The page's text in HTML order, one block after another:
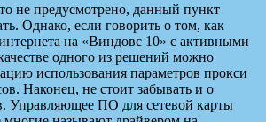
не предусмотрено, данный пункт
Однако, если говорить о том, как
на «Виндовс 10» с активными
одного из решений можно
использования параметров прокси
Наконец, не стоит забывать и о
Управляющее ПО для сетевой карты